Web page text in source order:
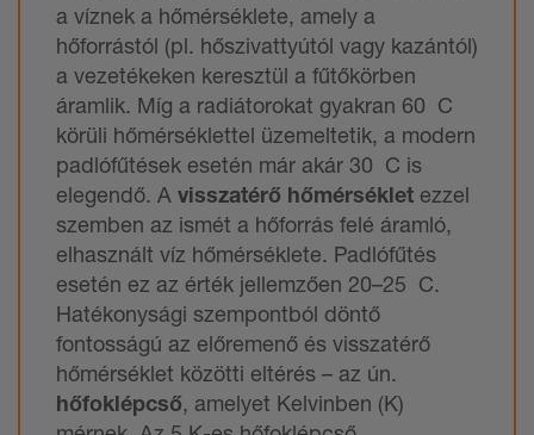
a víznek a hőmérséklete, amely a
hőforrástól (pl. hőszivattyútól vagy kazántól)
a vezetékeken keresztül a fűtőkörben
áramlik. Míg a radiátorokat gyakran 60 C
körüli hőmérséklettel üzemeltetik, a modern
padlófűtések esetén már akár 30 C is
elegendő. A visszatérő hőmérséklet ezzel
szemben az ismét a hőforrás felé áramló,
elhasznált víz hőmérséklete. Padlófűtés
esetén ez az érték jellemzően 20–25 C.
Hatékonysági szempontból döntő
fontosságú az előremenő és visszatérő
hőmérséklet közötti eltérés – az ún.
hőfoklépcső, amelyet Kelvinben (K)